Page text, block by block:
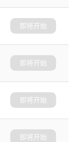
即将开始
即将开始
即将开始
即将开始